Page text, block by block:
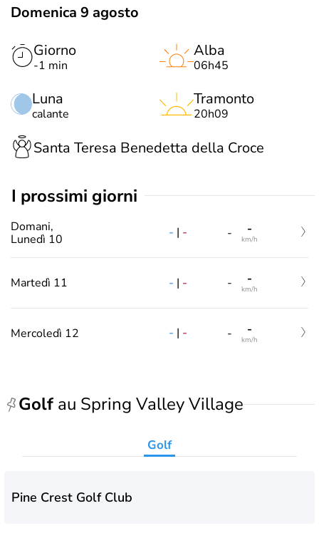
Domenica 9 agosto
Giorno
-1 min
Luna
calante
Alba
06h45
Tramonto
20h09
Santa Teresa Benedetta della Croce
i prossimi giorni
Domani,
Lunedì 10
- | - - -
km/h
Martedì 11 - | - - -
km/h
Mercoledì 12 - | - - -
km/h
Golf au Spring Valley Village
Golf
Pine Crest Golf Club